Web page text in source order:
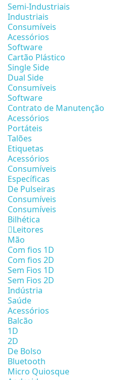
Semi-Industriais
Industriais
Consumíveis
Acessórios
Software
Cartão Plástico
Single Side
Dual Side
Consumíveis
Software
Contrato de Manutenção
Acessórios
Portáteis
Talões
Etiquetas
Acessórios
Consumíveis
Específicas
De Pulseiras
Consumíveis
Consumíveis
Bilhética
Leitores
Mão
Com fios 1D
Com fios 2D
Sem Fios 1D
Sem Fios 2D
Indústria
Saúde
Acessórios
Balcão
1D
2D
De Bolso
Bluetooth
Micro Quiosque